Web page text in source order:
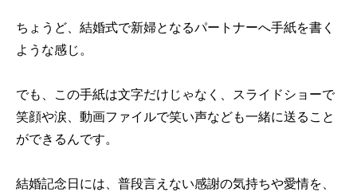
ちょうど、結婚式で新婦となるパートナーへ手紙を書く
ような感じ。
でも、この手紙は文字だけじゃなく、スライドショーで
笑顔や涙、動画ファイルで笑い声なども一緒に送ること
ができるんです。
結婚記念日には、普段言えない感謝の気持ちや愛情を、